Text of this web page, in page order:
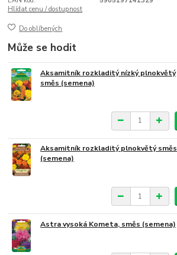
Hlídat cenu / dostupnost
Do oblíbených
Může se hodit
Aksamitník rozkladitý nízký plnokvětý
směs (semena)
Aksamitník rozkladitý plnokvětý směs
(semena)
Astra vysoká Kometa, směs (semena)